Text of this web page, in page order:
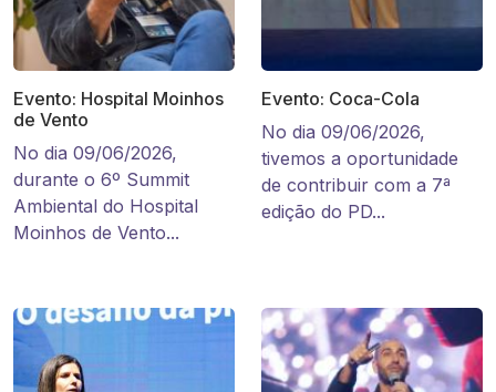
Evento: Hospital Moinhos
de Vento
No dia 09/06/2026,
durante o 6º Summit
Ambiental do Hospital
Moinhos de Vento...
Evento: Coca-Cola
No dia 09/06/2026,
tivemos a oportunidade
de contribuir com a 7ª
edição do PD...